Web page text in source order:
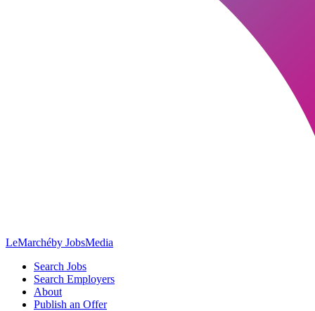
LeMarchéby JobsMedia
Search Jobs
Search Employers
About
Publish an Offer